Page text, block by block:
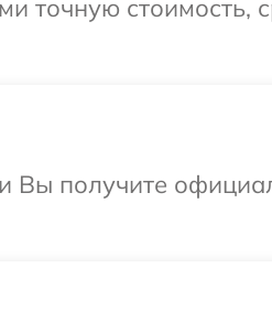
точную стоимость,
Вы получите